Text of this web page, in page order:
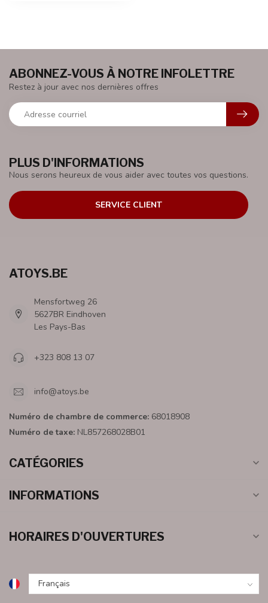
PLUS D'INFORMATIONS
Nous serons heureux de vous aider avec toutes vos questions.
SERVICE CLIENT
ABONNEZ-VOUS À NOTRE INFOLETTRE
Restez à jour avec nos dernières offres
ATOYS.BE
Mensfortweg 26
5627BR Eindhoven
Les Pays-Bas
+323 808 13 07
info@atoys.be
Numéro de chambre de commerce: 68018908
Numéro de taxe: NL857268028B01
CATÉGORIES
INFORMATIONS
HORAIRES D'OUVERTURES